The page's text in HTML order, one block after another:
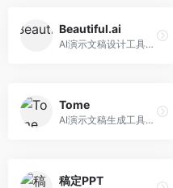
Beautiful.ai
AI演示文稿设计工具，专注于自动化设计排版。面向职场人士，提供智能排版、模板选择、设计优化等服务，设计美观度高。
Tome
AI演示文稿生成工具，专注于故事化演示创作。面向创业者和营销人员，提供故事叙述、视觉设计、内容生成等服务，演示文稿叙事性强。
稿定PPT